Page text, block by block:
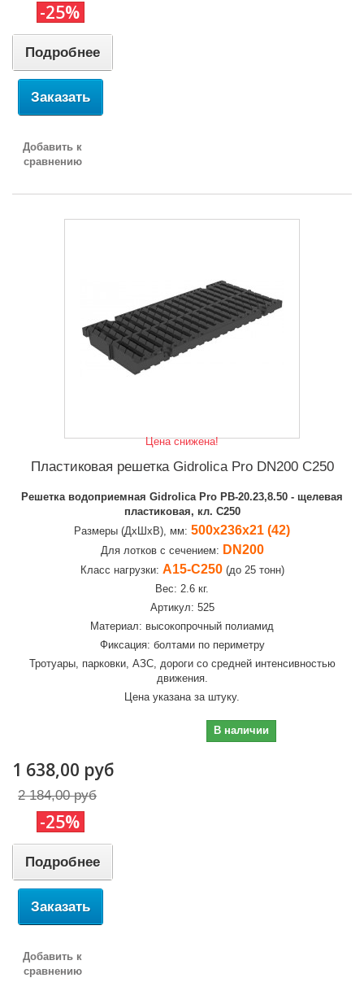
-25%
Подробнее
Заказать
Добавить к
сравнению
Цена снижена!
Пластиковая решетка Gidrolica Pro DN200 C250
Решетка водоприемная Gidrolica Pro РВ-20.23,8.50 - щелевая
пластиковая, кл. С250
Размеры (ДхШхВ), мм: 500х236х21 (42)
Для лотков с сечением: DN200
Класс нагрузки: А15-C250(до 25 тонн)
Вес: 2.6 кг.
Артикул: 525
Материал: высокопрочный полиамид
Фиксация: болтами по периметру
Тротуары, парковки, АЗС, дороги со средней интенсивностью
движения.
Цена указана за штуку.
В наличии
1 638,00 руб
2 184,00 руб
-25%
Подробнее
Заказать
Добавить к
сравнению